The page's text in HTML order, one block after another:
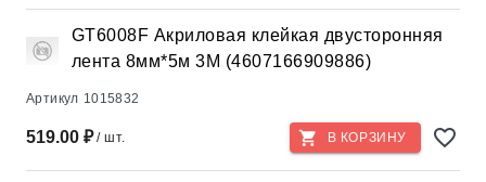
GT6008F Акриловая клейкая двусторонняя
лента 8мм*5м 3М (4607166909886)
Артикул 1015832
519.00 ₽/ шт. В КОРЗИНУ